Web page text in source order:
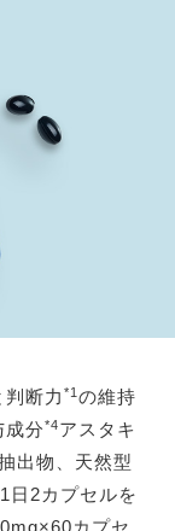
断力 *1 の維持
成分*4アスタキ
出物、天然型
日2カプセルを